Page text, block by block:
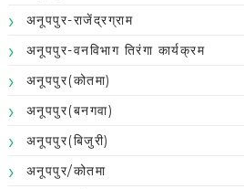
अनूपपुर-राजेंद्रग्राम
अनूपपुर-वनविभाग तिरंगा कार्यक्रम
अनूपपुर(कोतमा)
अनूपपुर(बनगवा)
अनूपपुर(बिजुरी)
अनूपपुर/कोतमा